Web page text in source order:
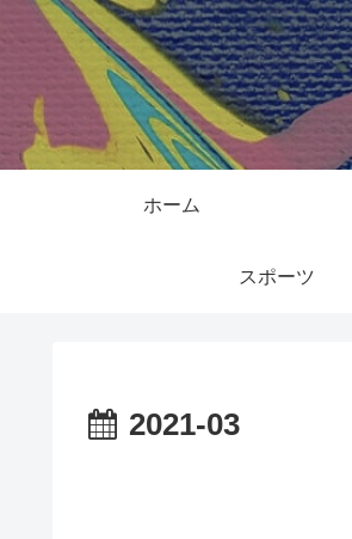
ホーム
スポーツ
2021-03